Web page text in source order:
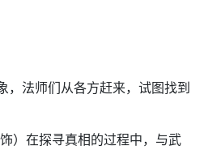
法师们从各方赶来，试图找到
在探寻真相的过程中，与武